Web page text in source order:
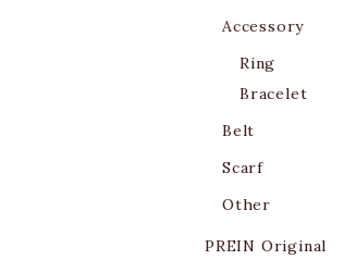
Accessory
Ring
Bracelet
Belt
Scarf
Other
PREIN Original